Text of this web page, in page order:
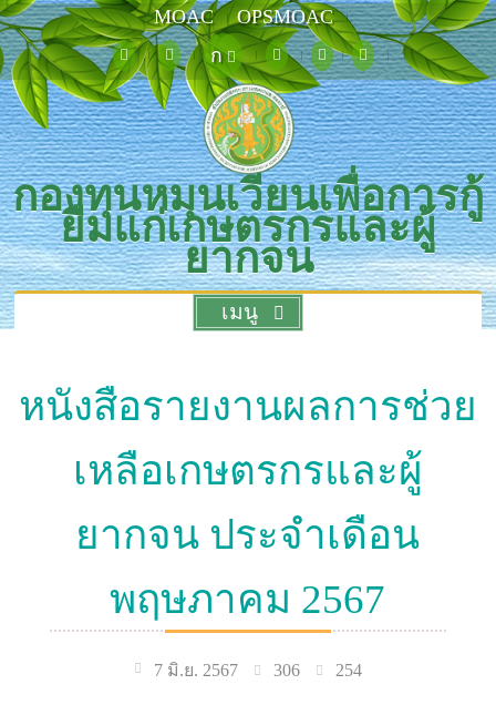
MOAC
OPSMOAC
ก
กองทุนหมุนเวียนเพื่อการกู้
ยืมแก่เกษตรกรและผู้
ยากจน
เมนู
หนังสือรายงานผลการช่วย
เหลือเกษตรกรและผู้
ยากจน ประจำเดือน
พฤษภาคม 2567
7 มิ.ย. 2567 306 254